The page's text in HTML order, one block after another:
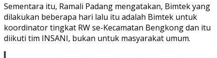
Sementara itu, Ramali Padang mengatakan, Bimtek yang
dilakukan beberapa hari lalu itu adalah Bimtek untuk
koordinator tingkat RW se-Kecamatan Bengkong dan itu
diikuti tim INSANI, bukan untuk masyarakat umum.